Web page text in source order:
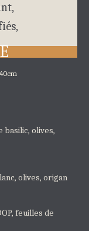
basilic, olives,
olives, origan
feuilles de